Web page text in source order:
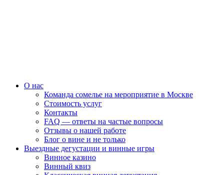
О нас
Команда сомелье на мероприятие в Москве
Стоимость услуг
Контакты
FAQ — ответы на частые вопросы
Отзывы о нашей работе
Блог о вине и не только
Выездные дегустации и винные игры
Винное казино
Винный квиз